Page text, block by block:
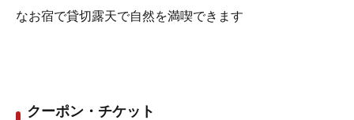
なお宿で貸切露天で自然を満喫できます
クーポン・チケット